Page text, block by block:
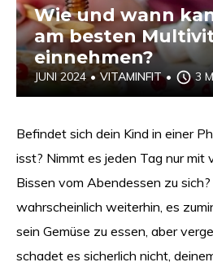
Wie und wann
am besten
einnehmen?
JUNI 2024 • VITAMINFIT • 3
Befindet sich dein Kind in einer
isst? Nimmt es jeden Tag nur mit
Bissen vom Abendessen zu
wahrscheinlich weiterhin, es
sein Gemüse zu essen, aber
schadet es sicherlich nicht,